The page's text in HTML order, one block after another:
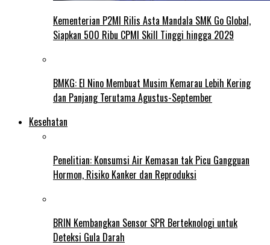
Kementerian P2MI Rilis Asta Mandala SMK Go Global,
Siapkan 500 Ribu CPMI Skill Tinggi hingga 2029
BMKG: El Nino Membuat Musim Kemarau Lebih Kering
dan Panjang Terutama Agustus-September
Kesehatan
Penelitian: Konsumsi Air Kemasan tak Picu Gangguan
Hormon, Risiko Kanker dan Reproduksi
BRIN Kembangkan Sensor SPR Berteknologi untuk
Deteksi Gula Darah